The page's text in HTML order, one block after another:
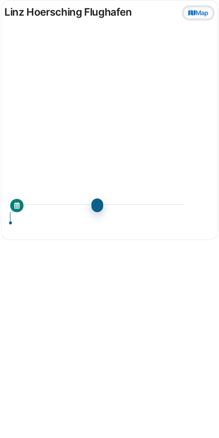
Linz Hoersching Flughafen Map